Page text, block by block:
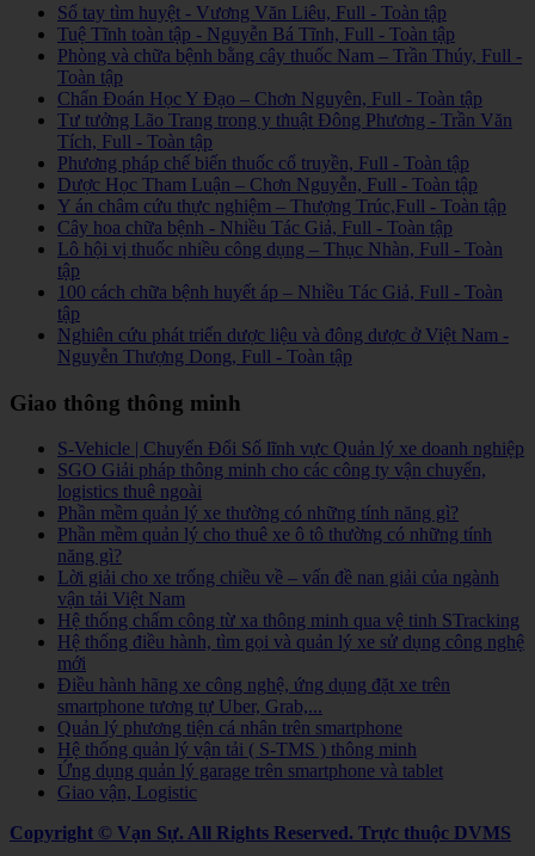
Sổ tay tìm huyệt - Vương Văn Liêu, Full - Toàn tập
Tuệ Tĩnh toàn tập - Nguyễn Bá Tĩnh, Full - Toàn tập
Phòng và chữa bệnh bằng cây thuốc Nam – Trần Thúy, Full -
Toàn tập
Chẩn Đoán Học Y Đạo – Chơn Nguyên, Full - Toàn tập
Tư tưởng Lão Trang trong y thuật Đông Phương - Trần Văn
Tích, Full - Toàn tập
Phương pháp chế biến thuốc cổ truyền, Full - Toàn tập
Dược Học Tham Luận – Chơn Nguyễn, Full - Toàn tập
Y án châm cứu thực nghiệm – Thượng Trúc,Full - Toàn tập
Cây hoa chữa bệnh - Nhiều Tác Giả, Full - Toàn tập
Lô hội vị thuốc nhiều công dụng – Thục Nhàn, Full - Toàn
tập
100 cách chữa bệnh huyết áp – Nhiều Tác Giả, Full - Toàn
tập
Nghiên cứu phát triển dược liệu và đông dược ở Việt Nam -
Nguyễn Thượng Dong, Full - Toàn tập
Giao thông thông minh
S-Vehicle | Chuyển Đổi Số lĩnh vực Quản lý xe doanh nghiệp
SGO Giải pháp thông minh cho các công ty vận chuyển,
logistics thuê ngoài
Phần mềm quản lý xe thường có những tính năng gì?
Phần mềm quản lý cho thuê xe ô tô thường có những tính
năng gì?
Lời giải cho xe trống chiều về – vấn đề nan giải của ngành
vận tải Việt Nam
Hệ thống chấm công từ xa thông minh qua vệ tinh STracking
Hệ thống điều hành, tìm gọi và quản lý xe sử dụng công nghệ
mới
Điều hành hãng xe công nghệ, ứng dụng đặt xe trên
smartphone tương tự Uber, Grab,...
Quản lý phương tiện cá nhân trên smartphone
Hệ thống quản lý vận tải ( S-TMS ) thông minh
Ứng dụng quản lý garage trên smartphone và tablet
Giao vận, Logistic
Copyright © Vạn Sự. All Rights Reserved. Trực thuộc DVMS